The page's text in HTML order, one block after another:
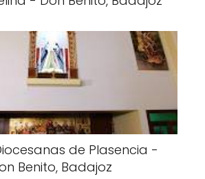
de Plasencia -
Benito, Badajoz